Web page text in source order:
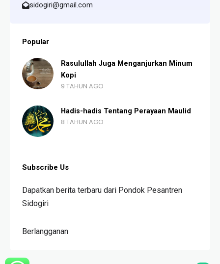
sidogiri@gmail.com
Popular
Rasulullah Juga Menganjurkan Minum
Kopi
9 TAHUN AGO
Hadis-hadis Tentang Perayaan Maulid
8 TAHUN AGO
Subscribe Us
Dapatkan berita terbaru dari Pondok Pesantren
Sidogiri
Berlangganan